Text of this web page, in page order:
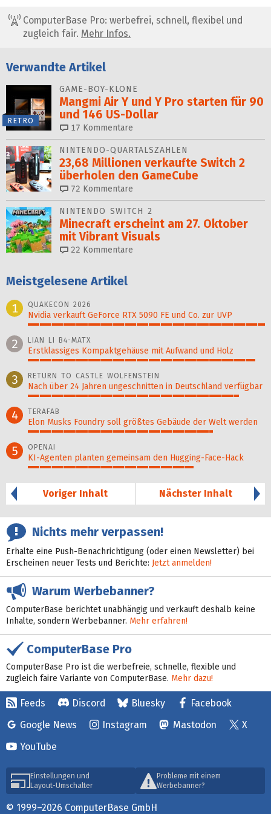
ComputerBase Pro: werbefrei, schnell, flexibel und
zugleich fair. Mehr Infos.
Verwandte Artikel
RETRO
GAME-BOY-KLONE
Mangmi Air Y und Y Pro starten für 90
und 146 US-Dollar
17 Kommentare
NINTENDO-QUARTALSZAHLEN
23,68 Millionen verkaufte Switch 2
überholen den GameCube
72 Kommentare
NINTENDO SWITCH 2
Minecraft erscheint am 27. Oktober
mit Vibrant Visuals
22 Kommentare
Meistgelesene Artikel
1
QUAKECON 2026
Nvidia verkauft GeForce RTX 5090 FE und Co. zur UVP
100%
2 LIAN LI B4-MATX
Erstklassiges Kompaktgehäuse mit Aufwand und Holz
96%
3 RETURN TO CASTLE WOLFENSTEIN
Nach über 24 Jahren ungeschnitten in Deutschland verfügbar
89%
4 TERAFAB
Elon Musks Foundry soll größ­tes Gebäude der Welt werden
78%
5 OPENAI
KI-Agenten planten gemein­sam den Hugging-Face-Hack
70%
Voriger Inhalt
Nächster Inhalt
Nichts mehr verpassen!
Erhalte eine Push-Benachrichtigung (oder einen Newsletter) bei
Erscheinen neuer Tests und Berichte: Jetzt anmelden!
Warum Werbebanner?
ComputerBase berichtet unabhängig und verkauft deshalb keine
Inhalte, sondern Werbebanner. Mehr erfahren!
ComputerBase Pro
ComputerBase Pro ist die werbefreie, schnelle, flexible und
zugleich faire Variante von ComputerBase. Mehr dazu!
Feeds Discord Bluesky
Facebook
Google News
Instagram Mastodon
X
YouTube
Einstellungen und
Layout-Umschalter
Probleme mit einem
Werbebanner?
© 1999–2026 ComputerBase GmbH